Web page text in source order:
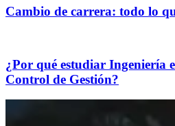
Cambio de carrera: todo lo
¿Por qué estudiar Ingeniería
Control de Gestión?